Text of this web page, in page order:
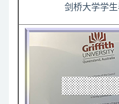
剑桥大学学